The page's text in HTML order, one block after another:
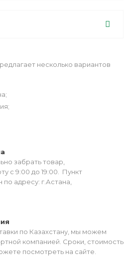
несколько вариантов
забрать товар,
с 9:00 до 19:00. Пункт
адресу: г.Астана,
по Казахстану, мы можем
компанией. Сроки, стоимость
посмотреть на сайте.